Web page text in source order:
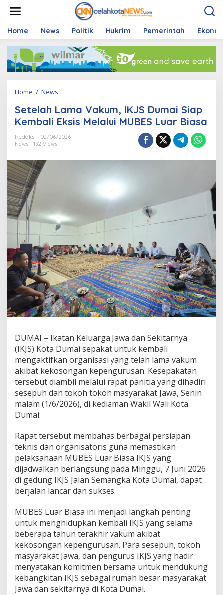
t
Home News Politik Hukrim Pemerintah
Home / News
e
l
a
u
m
,
I
K
J
S
D
u
m
a
i
i
a
p
K
e
m
a
k
i
s
M
e
a
u
i
M
U
B
E
S
L
u
Setelah Lama Vakum, IKJS Dumai Siap
Kembali Eksis Melalui MUBES Luar Biasa
Redaksi
02/06/2026
News
192 Views
DUMAI – Ikatan Keluarga Jawa dan Sekitarnya
(IKJS) Kota Dumai sepakat untuk kembali
mengaktifkan organisasi yang telah lama vakum
akibat kekosongan kepengurusan. Kesepakatan
tersebut diambil melalui rapat panitia yang dihadiri
sesepuh dan tokoh tokoh masyarakat Jawa, Senin
malam (1/6/2026), di kediaman Wakil Wali Kota
Dumai.
Rapat tersebut membahas berbagai persiapan
teknis dan organisatoris guna memastikan
pelaksanaan MUBES Luar Biasa IKJS yang
dijadwalkan berlangsung pada Minggu, 7 Juni 2026
di gedung IKJS Jalan Semangka Kota Dumai, dapat
berjalan lancar dan sukses.
MUBES Luar Biasa ini menjadi langkah penting
untuk menghidupkan kembali IKJS yang selama
beberapa tahun terakhir vakum akibat
kekosongan kepengurusan. Para sesepuh, tokoh
masyarakat Jawa, dan pengurus IKJS yang hadir
menyatakan komitmen bersama untuk mendukung
kebangkitan IKJS sebagai rumah besar masyarakat
Jawa dan sekitarnya di Kota Dumai.